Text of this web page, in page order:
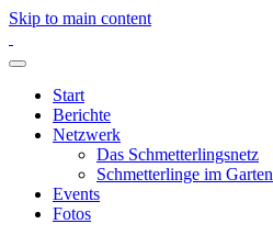
Skip to main content
Start
Berichte
Netzwerk
Das Schmetterlingsnetz
Schmetterlinge im Garten
Events
Fotos